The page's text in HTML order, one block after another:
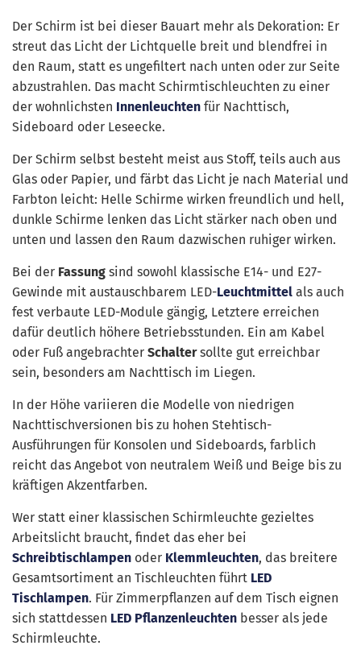
Der Schirm ist bei dieser Bauart mehr als Dekoration: Er
streut das Licht der Lichtquelle breit und blendfrei in
den Raum, statt es ungefiltert nach unten oder zur Seite
abzustrahlen. Das macht Schirmtischleuchten zu einer
der wohnlichsten Innenleuchten für Nachttisch,
Sideboard oder Leseecke.
Der Schirm selbst besteht meist aus Stoff, teils auch aus
Glas oder Papier, und färbt das Licht je nach Material und
Farbton leicht: Helle Schirme wirken freundlich und hell,
dunkle Schirme lenken das Licht stärker nach oben und
unten und lassen den Raum dazwischen ruhiger wirken.
Bei der Fassung sind sowohl klassische E14- und E27-
Gewinde mit austauschbarem LED-Leuchtmittel als auch
fest verbaute LED-Module gängig, Letztere erreichen
dafür deutlich höhere Betriebsstunden. Ein am Kabel
oder Fuß angebrachter Schaltersollte gut erreichbar
sein, besonders am Nachttisch im Liegen.
In der Höhe variieren die Modelle von niedrigen
Nachttischversionen bis zu hohen Stehtisch-
Ausführungen für Konsolen und Sideboards, farblich
reicht das Angebot von neutralem Weiß und Beige bis zu
kräftigen Akzentfarben.
Wer statt einer klassischen Schirmleuchte gezieltes
Arbeitslicht braucht, findet das eher bei
Schreibtischlampen oder Klemmleuchten, das breitere
Gesamtsortiment an Tischleuchten führt LED
Tischlampen. Für Zimmerpflanzen auf dem Tisch eignen
sich stattdessen LED Pflanzenleuchten besser als jede
Schirmleuchte.